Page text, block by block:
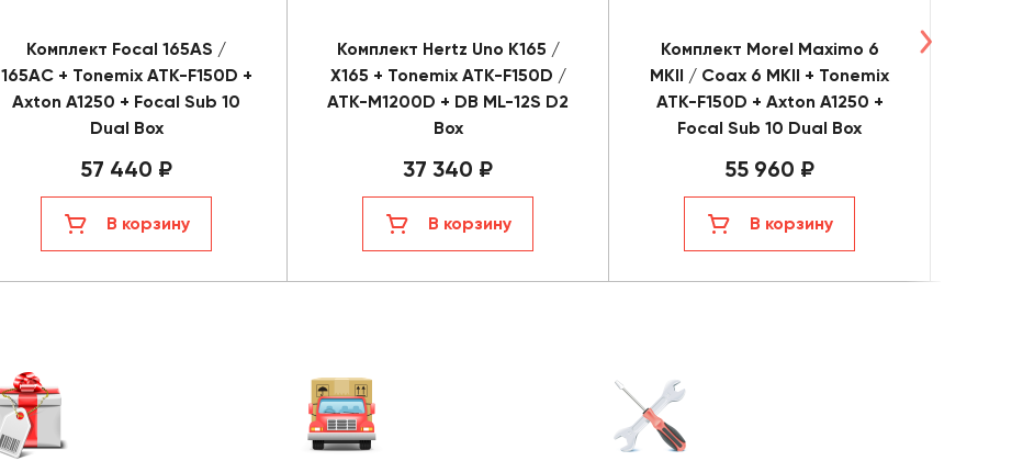
Комплект Focal 165AS /
165AC + Tonemix ATK-F150D +
Axton A1250 + Focal Sub 10
Dual Box
57 440 ₽
В корзину
Комплект Hertz Uno K165 /
X165 + Tonemix ATK-F150D /
ATK-M1200D + DB ML-12S D2
Box
37 340 ₽
В корзину
Комплект Morel Maximo 6
MKII / Coax 6 MKII + Tonemix
ATK-F150D + Axton A1250 +
Focal Sub 10 Dual Box
55 960 ₽
В корзину